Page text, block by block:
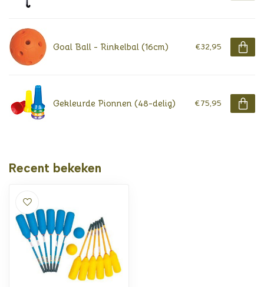
Goal Ball - Rinkelbal (16cm) €32,95
Gekleurde Pionnen (48-delig) €75,95
Recent bekeken